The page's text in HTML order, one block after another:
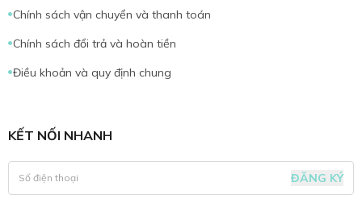
Chính sách vận chuyển và thanh toán
Chính sách đổi trả và hoàn tiền
Điều khoản và quy định chung
KẾT NỐI NHANH
ĐĂNG KÝ